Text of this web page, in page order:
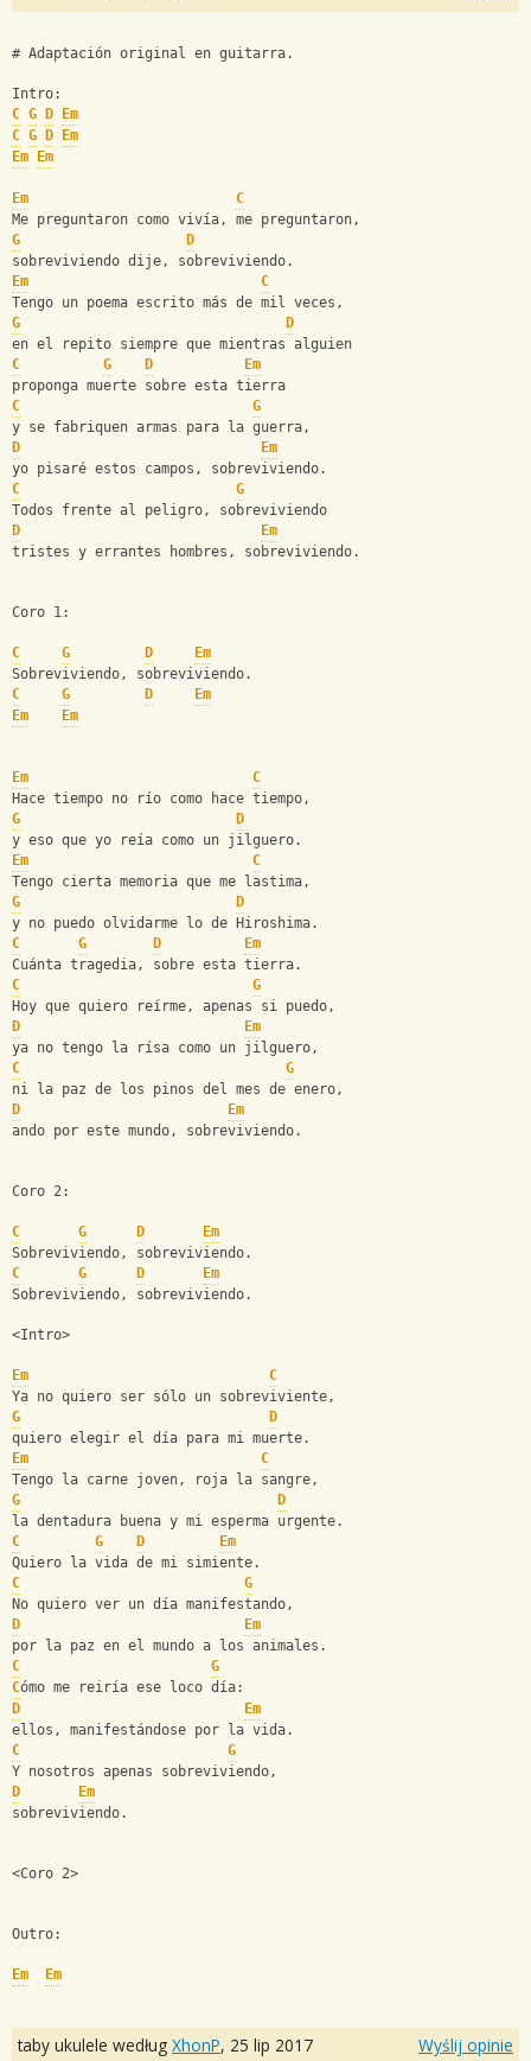
# Adaptación original en guitarra.
Intro:
C G D
Em
C G D
Em
Em
Em
Em
C
Me preguntaron como vivía, me preguntaron,
G
D
sobreviviendo dije, sobreviviendo.
Em
C
Tengo un poema escrito más de mil veces,
G
D
en el repito siempre que mientras alguien
C
G D
Em
proponga muerte sobre esta tierra
C
G
y se fabriquen armas para la guerra,
D
Em
yo pisaré estos campos, sobreviviendo.
C
G
Todos frente al peligro, sobreviviendo
D
Em
tristes y errantes hombres, sobreviviendo.
Coro 1:
C G D
Em
Sobreviviendo, sobreviviendo.
C
G D
Em
Em
Em
Em
C
Hace tiempo no río como hace tiempo,
G
D
y eso que yo reía como un jilguero.
Em
C
Tengo cierta memoria que me lastima,
G
D
y no puedo olvidarme lo de Hiroshima.
C
G D
Em
Cuánta tragedia, sobre esta tierra.
C
G
Hoy que quiero reírme, apenas si puedo,
D
Em
ya no tengo la rísa como un jilguero,
C
G
ni la paz de los pinos del mes de enero,
D
Em
ando por este mundo, sobreviviendo.
Coro 2:
C G D
Em
Sobreviviendo, sobreviviendo.
C
G D
Em
Sobreviviendo, sobreviviendo.
<Intro>
Em
C
Ya no quiero ser sólo un sobreviviente,
G
D
quiero elegir el día para mi muerte.
Em
C
Tengo la carne joven, roja la sangre,
G
D
la dentadura buena y mi esperma urgente.
C
G D
Em
Quiero la vida de mi simiente.
C
G
No quiero ver un día manifestando,
D
Em
por la paz en el mundo a los animales.
C
G
Cómo me reiría ese loco día:
D
Em
ellos, manifestándose por la vida.
C
G
Y nosotros apenas sobreviviendo,
D
Em
sobreviviendo.
<Coro 2>
Outro:
Em Em
taby ukulele według XhonP, 25 lip 2017 Wyślij opinie